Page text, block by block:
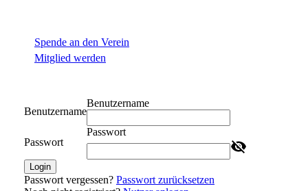
Spende an den Verein
Mitglied werden
Benutzername
Benutzername
Passwort
Passwort
Login
Passwort vergessen? Passwort zurücksetzen